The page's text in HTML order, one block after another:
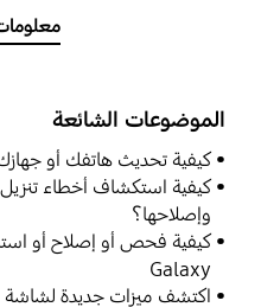
الموضوعات الشائعة
كيفية تحديث هاتفك أو
وإصلاحها؟
Galaxy